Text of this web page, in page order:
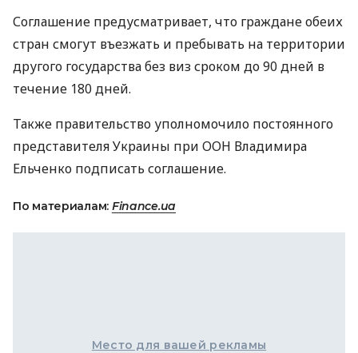
Соглашение предусматривает, что граждане обеих
стран смогут въезжать и пребывать на территории
другого государства без виз сроком до 90 дней в
течение 180 дней.
Также правительство уполномочило постоянного
представителя Украины при ООН Владимира
Ельченко подписать соглашение.
По материалам: Finance.ua
Место для вашей рекламы